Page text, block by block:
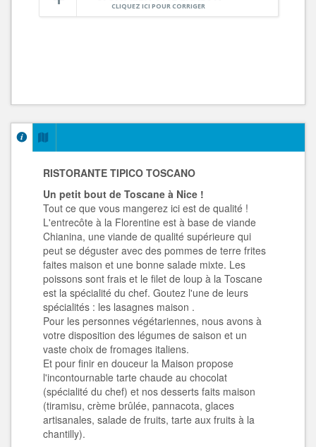
CLIQUEZ ICI POUR CORRIGER
RISTORANTE TIPICO TOSCANO
Un petit bout de Toscane à Nice !
Tout ce que vous mangerez ici est de qualité !
L'entrecôte à la Florentine est à base de viande
Chianina, une viande de qualité supérieure qui
peut se déguster avec des pommes de terre frites
faites maison et une bonne salade mixte. Les
poissons sont frais et le filet de loup à la Toscane
est la spécialité du chef. Goutez l'une de leurs
spécialités : les lasagnes maison .
Pour les personnes végétariennes, nous avons à
votre disposition des légumes de saison et un
vaste choix de fromages italiens.
Et pour finir en douceur la Maison propose
l'incontournable tarte chaude au chocolat
(spécialité du chef) et nos desserts faits maison
(tiramisu, crème brûlée, pannacota, glaces
artisanales, salade de fruits, tarte aux fruits à la
chantilly).